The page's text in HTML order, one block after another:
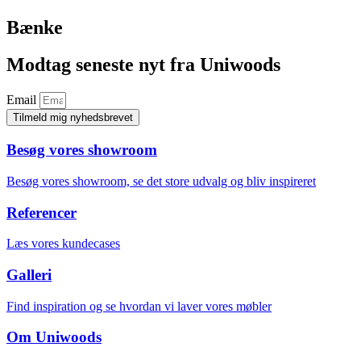
Bænke
Modtag seneste nyt fra Uniwoods
Email
Tilmeld mig nyhedsbrevet
Besøg vores showroom
Besøg vores showroom, se det store udvalg og bliv inspireret
Referencer
Læs vores kundecases
Galleri
Find inspiration og se hvordan vi laver vores møbler
Om Uniwoods